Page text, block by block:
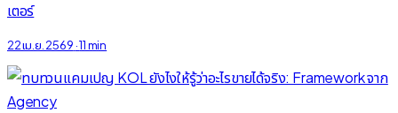
เตอร์
22 เม.ย. 2569·11 min